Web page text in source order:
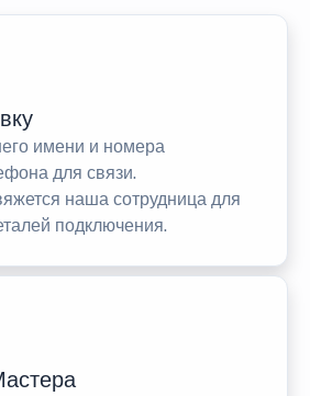
имени и номера
для связи.
наша сотрудница для
подключения.